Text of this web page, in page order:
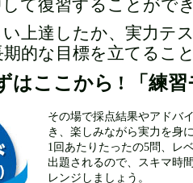
て復習することがで
上達したか、実力テ
的な目標を立てるこ
はここから ! 「練習
その場で採点結果やアドバ
き、楽しみながら実力を身
1回あたりたったの5問、レ
出題されるので、スキマ時
レンジしましょう。